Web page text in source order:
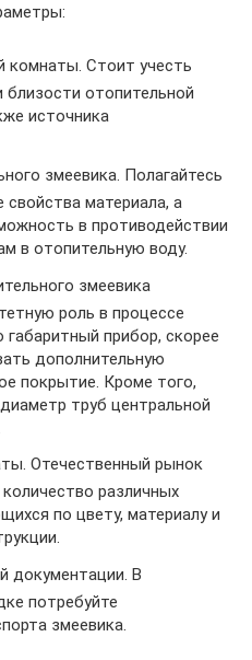
комнаты. Стоит учесть
отопительной
источника
змеевика. Полагайтесь
свойства материала, а
в противодействии
в отопительную воду.
змеевика
роль в процессе
прибор, скорее
дополнительную
покрытие. Кроме того,
труб центральной
Отечественный рынок
различных
по цвету, материалу и
документации. В
потребуйте
змеевика.